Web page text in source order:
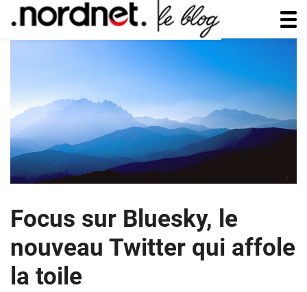
Focus sur Bluesky, le
nouveau Twitter qui affole
la toile